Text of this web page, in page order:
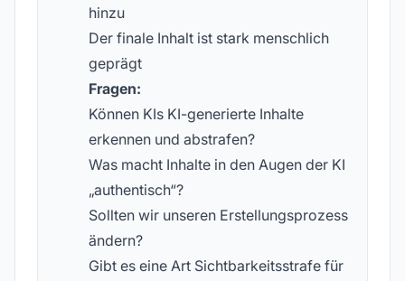
hinzu
Der finale Inhalt ist stark menschlich
geprägt
Fragen:
Können KIs KI-generierte Inhalte
erkennen und abstrafen?
Was macht Inhalte in den Augen der KI
„authentisch“?
Sollten wir unseren Erstellungsprozess
ändern?
Gibt es eine Art Sichtbarkeitsstrafe für